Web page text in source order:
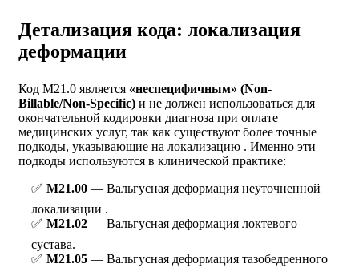
Детализация кода: локализация
деформации
Код M21.0 является «неспецифичным» (Non-
Billable/Non-Specific) и не должен использоваться для
окончательной кодировки диагноза при оплате
медицинских услуг, так как существуют более точные
подкоды, указывающие на локализацию . Именно эти
подкоды используются в клинической практике:
M21.00— Вальгусная деформация неуточненной
локализации .
M21.02— Вальгусная деформация локтевого
сустава.
M21.05— Вальгусная деформация тазобедренного